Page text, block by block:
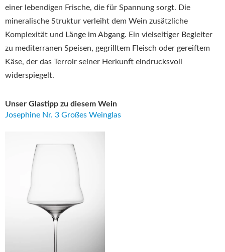
einer lebendigen Frische, die für Spannung sorgt. Die
mineralische Struktur verleiht dem Wein zusätzliche
Komplexität und Länge im Abgang. Ein vielseitiger Begleiter
zu mediterranen Speisen, gegrilltem Fleisch oder gereiftem
Käse, der das Terroir seiner Herkunft eindrucksvoll
widerspiegelt.
Unser Glastipp zu diesem Wein
Josephine Nr. 3 Großes Weinglas